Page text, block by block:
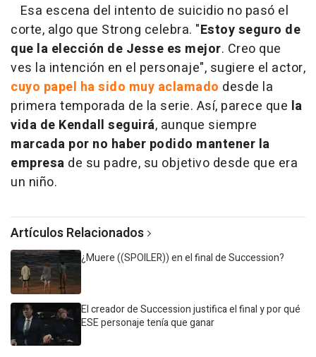
Esa escena del intento de suicidio no pasó el
corte, algo que Strong celebra. "Estoy seguro de
que la elección de Jesse es mejor. Creo que
ves la intención en el personaje", sugiere el actor,
cuyo papel ha sido muy aclamado desde la
primera temporada de la serie. Así, parece que la
vida de Kendall seguirá, aunque siempre
marcada por no haber podido mantener la
empresa de su padre, su objetivo desde que era
un niño.
Artículos Relacionados
¿Muere ((SPOILER)) en el final de Succession?
El creador de Succession justifica el final y por qué
ESE personaje tenía que ganar